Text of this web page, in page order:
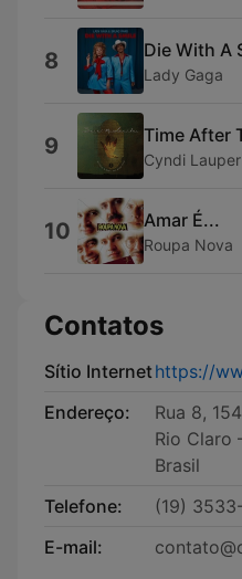
8 Die With A
Lady Gaga
9 Time After
Cyndi Lauper
10 Amar É...
Roupa Nova
Contatos
Sítio Internethttps://
Endereço:
Rua 8,
Rio Claro
Brasil
Telefone:
(19)
E-mail: